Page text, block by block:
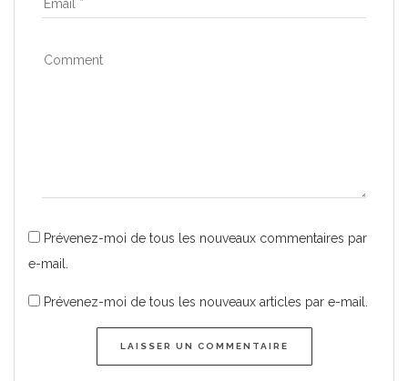
Prévenez-moi de tous les nouveaux commentaires par
e-mail.
Prévenez-moi de tous les nouveaux articles par e-mail.
LAISSER UN COMMENTAIRE